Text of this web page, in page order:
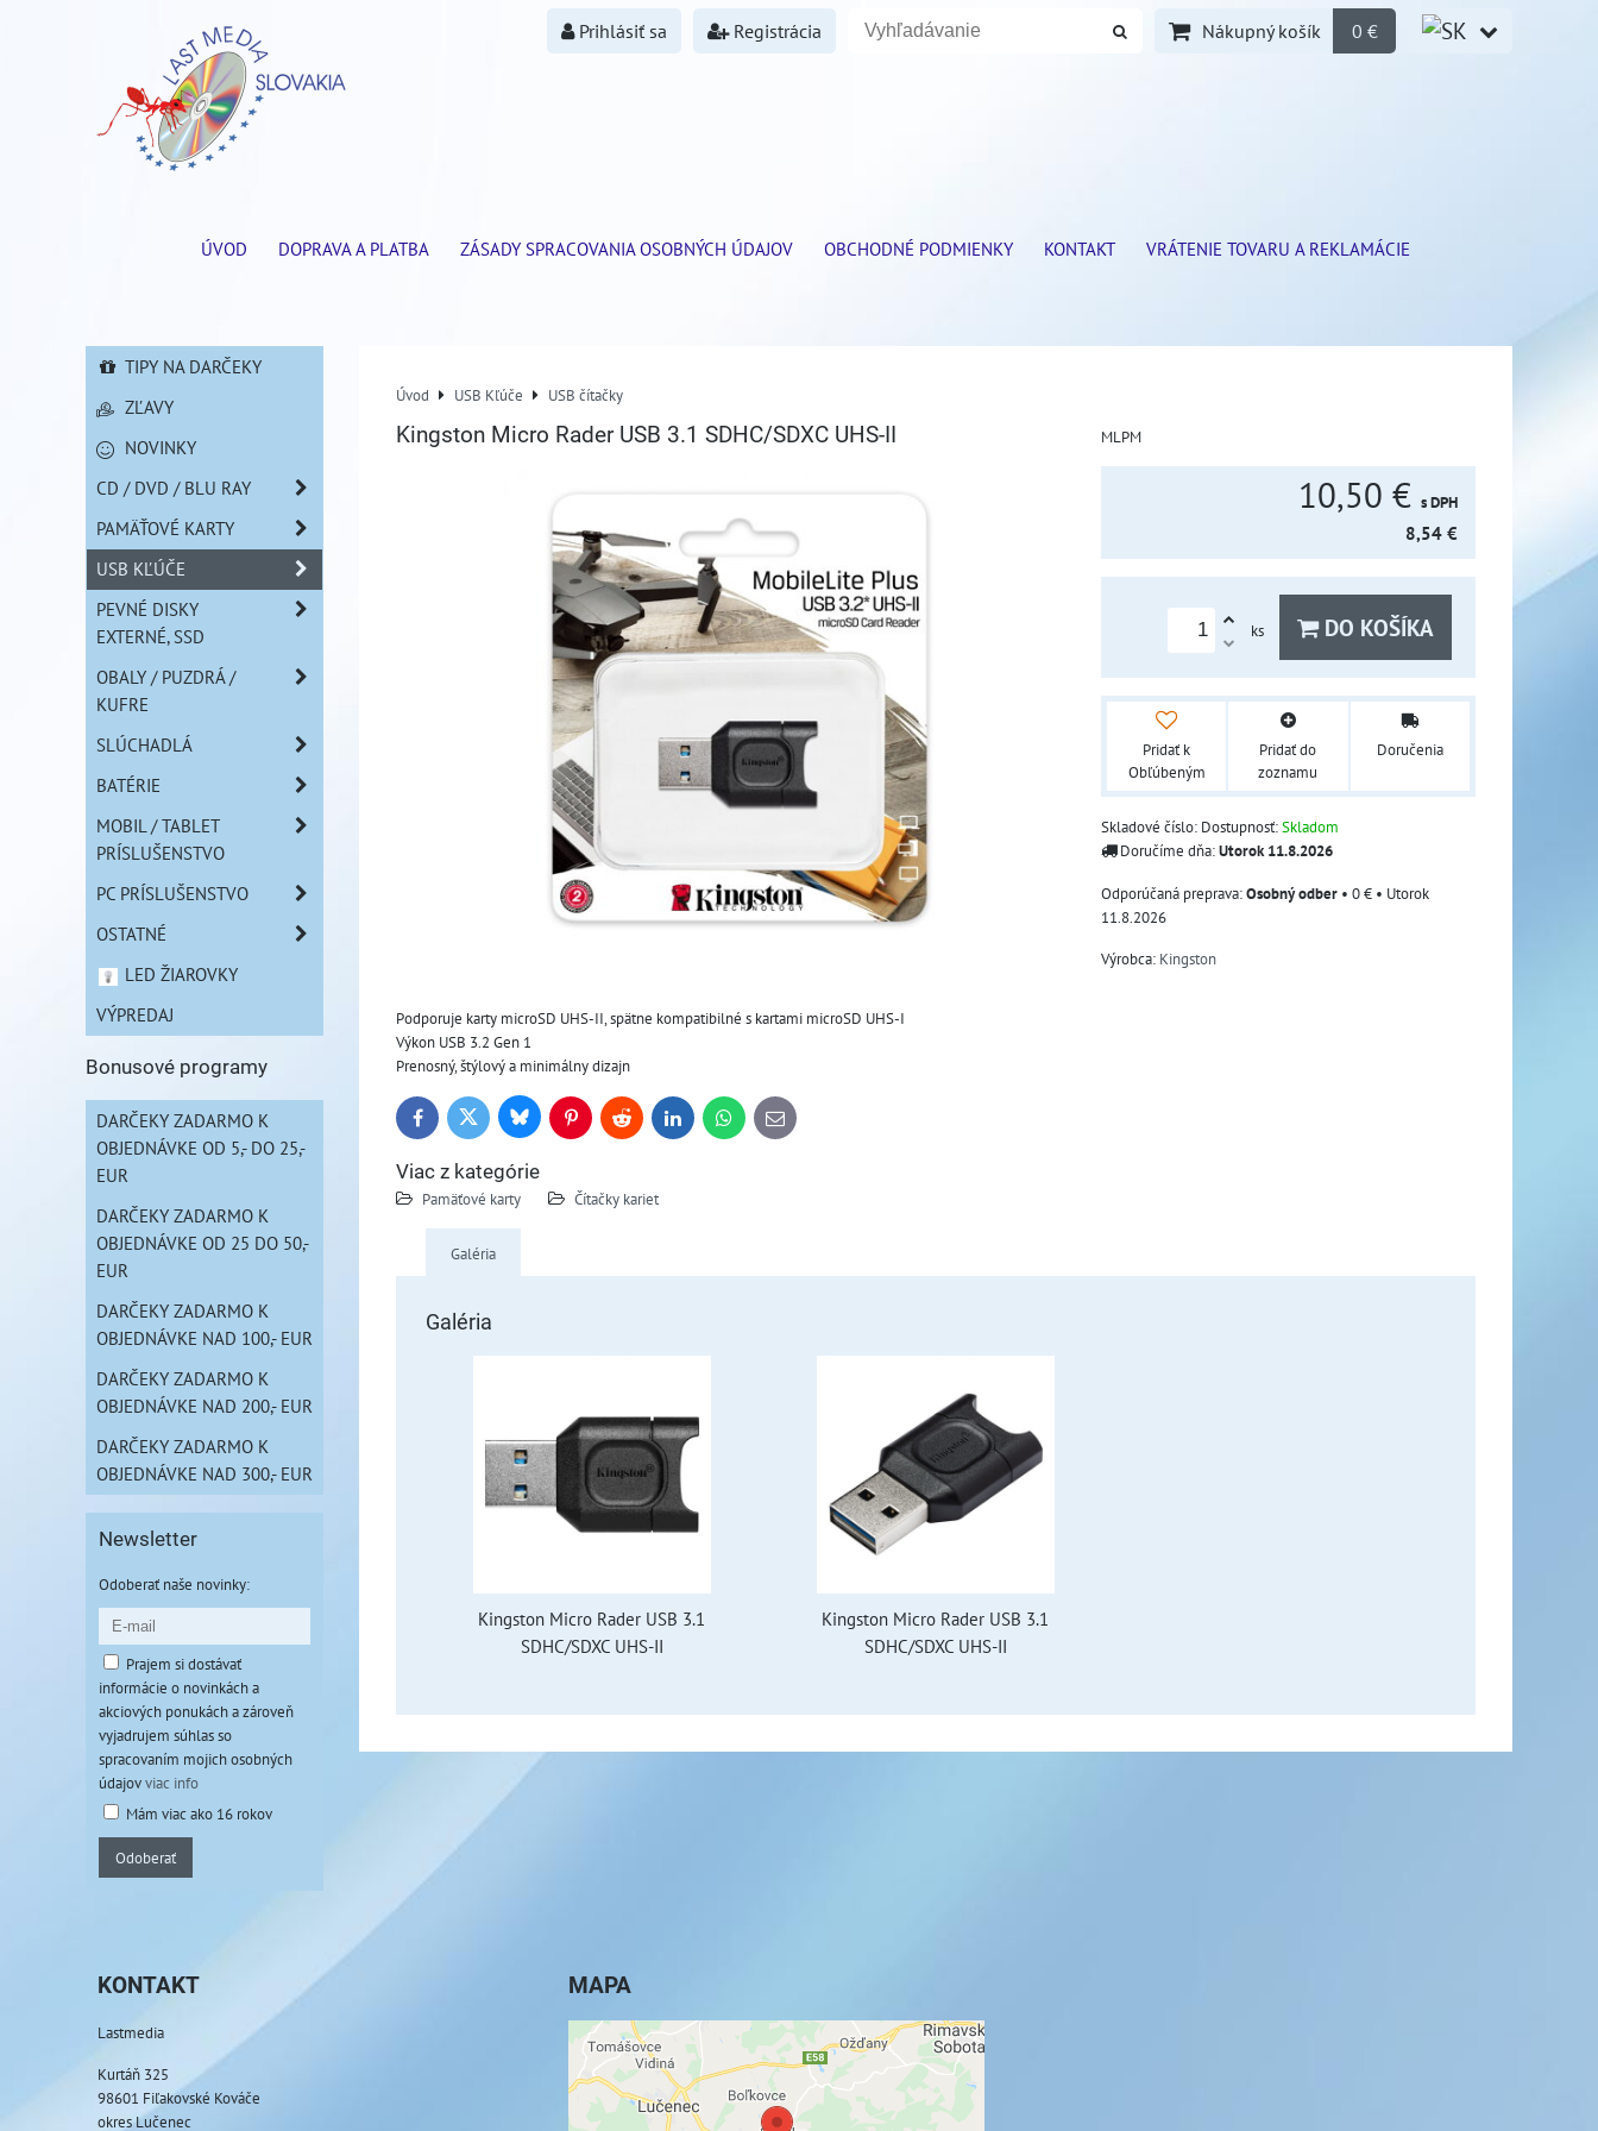
Prihlásiť sa Registrácia Nákupný košík 0 €
ÚVOD DOPRAVA A PLATBA ZÁSADY SPRACOVANIA OSOBNÝCH ÚDAJOV OBCHODNÉ PODMIENKY KONTAKT VRÁTENIE TOVARU A REKLAMÁCIE
Úvod USB Kľúče USB čítačky
Kingston Micro Rader USB 3.1 SDHC/SDXC UHS-II MLPM
10,50 € s DPH
8,54 €
ks DO KOŠÍKA
Pridať k
Obľúbeným
Pridať do
zoznamu
Doručenia
Skladové číslo: Dostupnosť:Skladom
Doručíme dňa:Utorok11.8.2026
Osobný odber • 0 € • Utorok
11.8.2026
Výrobca: Kingston
Podporuje karty microSD UHS-II, spätne kompatibilné s kartami microSD UHS-I
Výkon USB 3.2 Gen 1
Prenosný, štýlový a minimálny dizajn
FacebookTwitter BlueskyPinterestReddit LinkedInWhatsApp
E-
mail
Viac z kategórie
Pamäťové karty Čítačky kariet
Galéria
Galéria
Kingston Micro Rader USB 3.1
SDHC/SDXC UHS-II
Kingston Micro Rader USB 3.1
SDHC/SDXC UHS-II
TIPY NA DARČEKY
ZĽAVY
NOVINKY
CD / DVD / BLU RAY
PAMÄŤOVÉ KARTY
USB KĽÚČE
PEVNÉ DISKY
EXTERNÉ, SSD
OBALY / PUZDRÁ /
KUFRE
SLÚCHADLÁ
BATÉRIE
MOBIL / TABLET
PRÍSLUŠENSTVO
PC PRÍSLUŠENSTVO
OSTATNÉ
LED ŽIAROVKY
VÝPREDAJ
Bonusové programy
DARČEKY ZADARMO K
OBJEDNÁVKE OD 5,- DO 25,-
EUR
DARČEKY ZADARMO K
OBJEDNÁVKE OD 25 DO 50,-
EUR
DARČEKY ZADARMO K
OBJEDNÁVKE NAD 100,- EUR
DARČEKY ZADARMO K
OBJEDNÁVKE NAD 200,- EUR
DARČEKY ZADARMO K
OBJEDNÁVKE NAD 300,- EUR
Newsletter
Odoberať naše novinky:
Prajem si dostávať
informácie o novinkách a
akciových ponukách a zároveň
vyjadrujem súhlas so
spracovaním mojich osobných
údajovviac info
Mám viac ako 16 rokov
Odoberať
KONTAKT
Lastmedia
Kurtáň 325
98601 Fiľakovské Kováče
okres Lučenec
MAPA
Externý obsah je blokovaný Voľbami
súkromia